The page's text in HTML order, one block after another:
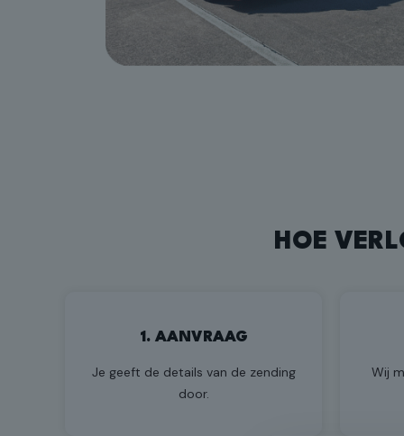
HOE
1. AANVRAAG
Je geeft de details van de zending
door.
Wij